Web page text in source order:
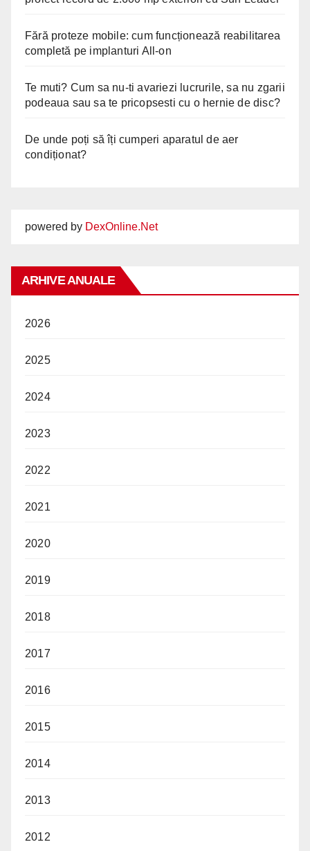
Fără proteze mobile: cum funcționează reabilitarea
completă pe implanturi All-on
Te muti? Cum sa nu-ti avariezi lucrurile, sa nu zgarii
podeaua sau sa te pricopsesti cu o hernie de disc?
De unde poți să îți cumperi aparatul de aer
condiționat?
powered by DexOnline.Net
ARHIVE ANUALE
2026
2025
2024
2023
2022
2021
2020
2019
2018
2017
2016
2015
2014
2013
2012